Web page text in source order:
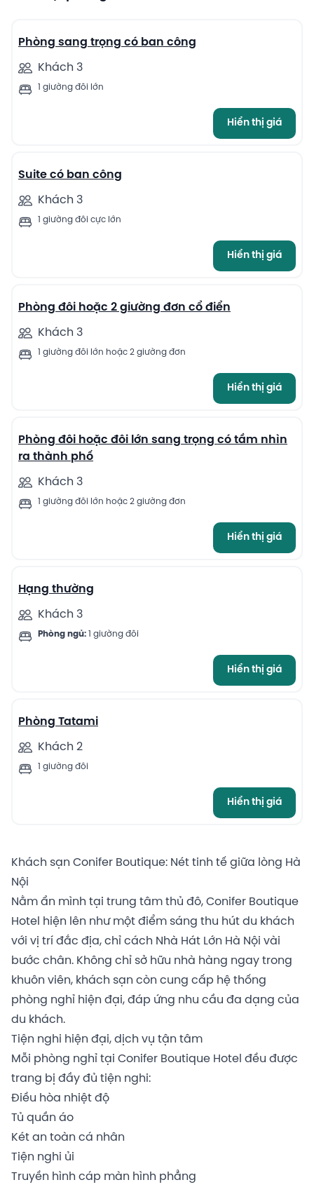
Phòng sang trọng có ban công
Khách 3
1 giường đôi lớn
Hiển thị giá
7
Suite có ban công
Khách 3
1 giường đôi cực lớn
Hiển thị giá
10
Phòng đôi hoặc 2 giường đơn cổ điển
Khách 3
1 giường đôi lớn hoặc 2 giường đơn
Hiển thị giá
6
Phòng đôi hoặc đôi lớn sang trọng có tầm nhìn
ra thành phố
Khách 3
1 giường đôi lớn hoặc 2 giường đơn
Hiển thị giá
5
Hạng thường
Khách 3
Phòng ngủ: 1 giường đôi
Hiển thị giá
4
Phòng Tatami
Khách 2
1 giường đôi
Hiển thị giá
Khách sạn Conifer Boutique: Nét tinh tế giữa lòng Hà
Nội
Nằm ẩn mình tại trung tâm thủ đô, Conifer Boutique
Hotel hiện lên như một điểm sáng thu hút du khách
với vị trí đắc địa, chỉ cách Nhà Hát Lớn Hà Nội vài
bước chân. Không chỉ sở hữu nhà hàng ngay trong
khuôn viên, khách sạn còn cung cấp hệ thống
phòng nghỉ hiện đại, đáp ứng nhu cầu đa dạng của
du khách.
Tiện nghi hiện đại, dịch vụ tận tâm
Mỗi phòng nghỉ tại Conifer Boutique Hotel đều được
trang bị đầy đủ tiện nghi:
Điều hòa nhiệt độ
Tủ quần áo
Két an toàn cá nhân
Tiện nghi ủi
Truyền hình cáp màn hình phẳng